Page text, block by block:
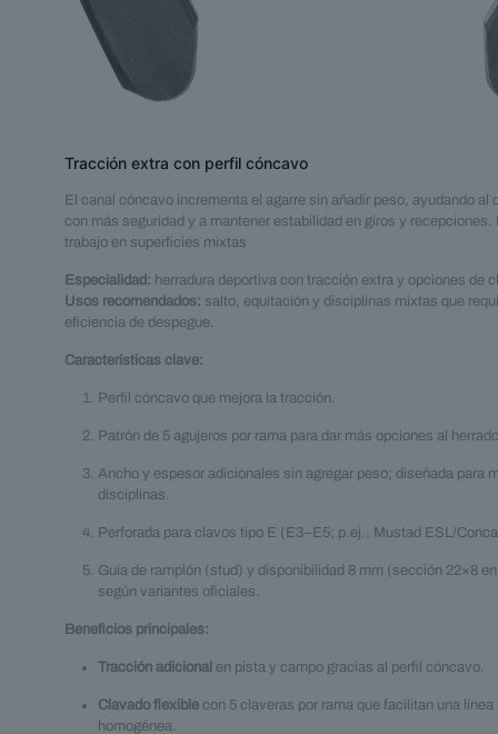
Tracción extra con perfil cóncavo
El canal cóncavo incrementa el agarre sin añadir peso, ayudando al
con más seguridad y a mantener estabilidad en giros y recepciones.
trabajo en superficies mixtas
Especialidad: herradura deportiva con tracción extra y opciones de
Usos recomendados: salto, equitación y disciplinas mixtas que
eficiencia de despegue.
Características clave:
Perfil cóncavo que mejora la tracción.
Patrón de 5 agujeros por rama para dar más opciones al
Ancho y espesor adicionales sin agregar peso; diseñada para
disciplinas.
Perforada para clavos tipo E (E3–E5; p.ej., Mustad ESL/
Guía de ramplón (stud) y disponibilidad 8 mm (sección 22×8
según variantes oficiales.
Beneficios principales:
Tracción adicional en pista y campo gracias al perfil cóncavo.
Clavado flexible con 5 claveras por rama que facilitan una línea
homogénea.